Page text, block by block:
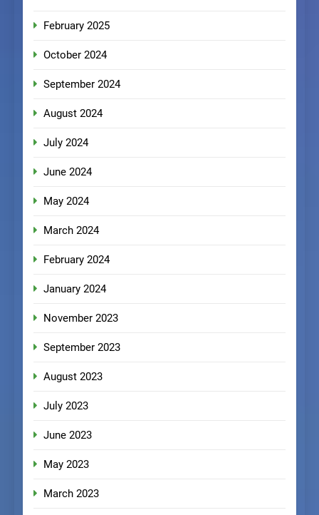
February 2025
October 2024
September 2024
August 2024
July 2024
June 2024
May 2024
March 2024
February 2024
January 2024
November 2023
September 2023
August 2023
July 2023
June 2023
May 2023
March 2023